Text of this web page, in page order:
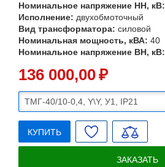
Номинальное напряжение НН, кВ:
Исполнение: двухобмоточный
Вид трансформатора: силовой
Номинальная мощность, кВА: 40
Номинальное напряжение ВН, кВ:
136 000,00₽
КУПИТЬ
ЗАКАЗАТЬ